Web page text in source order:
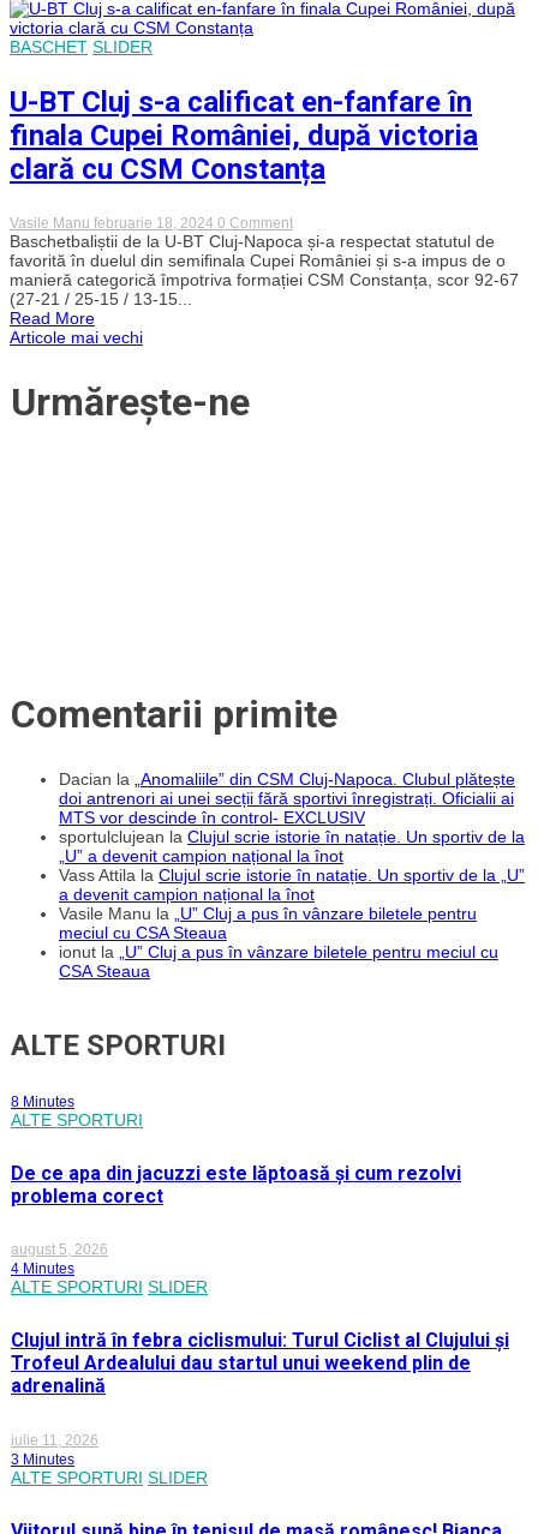
invincibilitatea
BASCHET SLIDER
U-BT Cluj s-a calificat en-fanfare în
finala Cupei României, după victoria
clară cu CSM Constanța
Vasile Manu februarie 18, 2024 0 Commenton
U-
BT
Cluj
s-
Baschetbaliștii de la U-BT Cluj-Napoca și-a respectat statutul de
favorită în duelul din semifinala Cupei României și s-a impus de o
manieră categorică împotriva formației CSM Constanța, scor 92-67
(27-21 / 25-15 / 13-15...
Read More
Navigare
în
Articole mai vechi
Urmărește-ne
Comentarii primite
Dacian la
„Anomaliile” din CSM Cluj-Napoca. Clubul plătește
doi antrenori ai unei secții fără sportivi înregistrați. Oficialii ai
MTS vor descinde în control- EXCLUSIV
sportulclujean la Clujul scrie istorie în natație. Un sportiv de la
„U” a devenit campion național la înot
Vass Attila la Clujul scrie istorie în natație. Un sportiv de la „U”
a devenit campion național la înot
Vasile Manu la
„U” Cluj a pus în vânzare biletele pentru
meciul cu CSA Steaua
ionut la
„U” Cluj a pus în vânzare biletele pentru meciul cu
CSA Steaua
ALTE SPORTURI
8 Minutes
ALTE SPORTURI
De ce apa din jacuzzi este lăptoasă și cum rezolvi
problema corect
august 5, 2026
4 Minutes
ALTE SPORTURI SLIDER
Clujul intră în febra ciclismului: Turul Ciclist al Clujului și
Trofeul Ardealului dau startul unui weekend plin de
adrenalină
iulie 11, 2026
3 Minutes
ALTE SPORTURI SLIDER